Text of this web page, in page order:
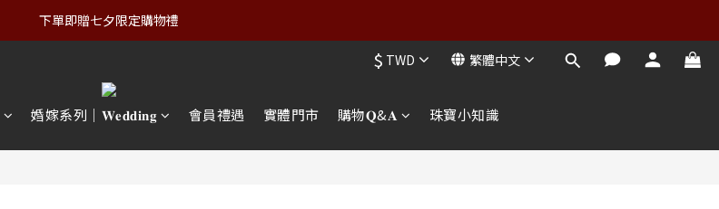
下單即贈七夕限定購物禮
$ TWD 繁體中文
婚嫁系列｜𝐖𝐞𝐝𝐝𝐢𝐧𝐠 會員禮遇 實體門市 購物𝐐&𝐀 珠寶小知識